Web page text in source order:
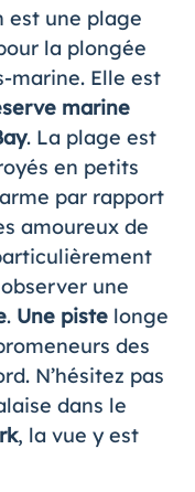
est une plage
la plongée
marine. Elle est
marine
. La plage est
en petits
par rapport
amoureux de
une
. Une pistelonge
des
N’hésitez pas
dans le
, la vue y est